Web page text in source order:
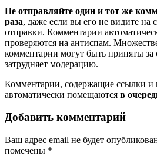
Не отправляйте один и тот же
раза, даже если вы его не видите на
отправки. Комментарии
проверяются на антиспам.
комментарии могут быть приняты за
затрудняет модерацию.
Комментарии, содержащие ссылки и
автоматически помещаются в
Добавить комментарий
Ваш адрес email не будет
помечены *